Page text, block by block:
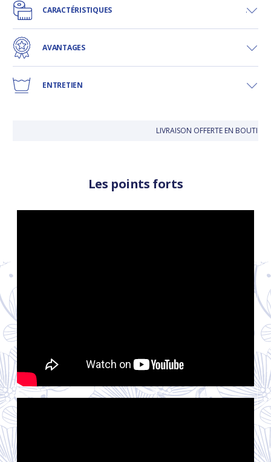
CARACTÉRISTIQUES
AVANTAGES
ENTRETIEN
LIVRAISON OFFERTE EN
Les points forts